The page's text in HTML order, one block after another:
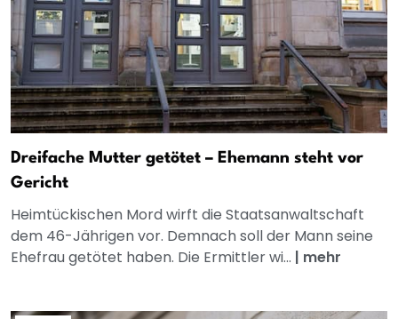
Dreifache Mutter getötet – Ehemann steht vor
Gericht
Heimtückischen Mord wirft die Staatsanwaltschaft
dem 46-Jährigen vor. Demnach soll der Mann seine
Ehefrau getötet haben. Die Ermittler wi... | mehr